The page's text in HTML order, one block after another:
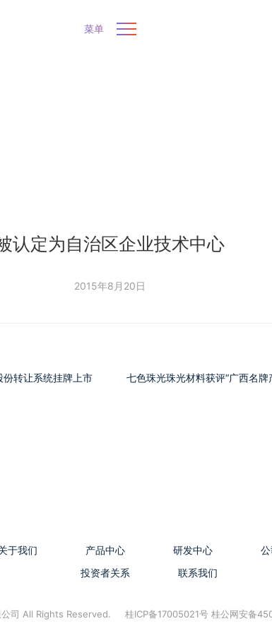
菜单
认定为自治区企业技术中心
2015年8月20日
转让系统挂牌上市 七色珠光珠光材料获评“广西名牌
于我们 产品中心 研发中心
投资者关系
联系我们
司 All Rights Reserved. 桂ICP备17005021号 桂公网安备